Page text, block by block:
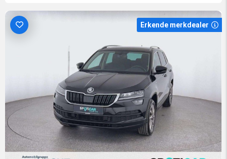
Erkende merkdealer